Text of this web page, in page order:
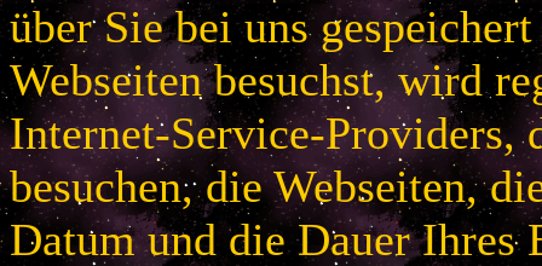
über Sie bei uns
Webseiten besuchst, wird
Internet-Service-Providers,
besuchen, die Webseiten,
Datum und die Dauer Ihres